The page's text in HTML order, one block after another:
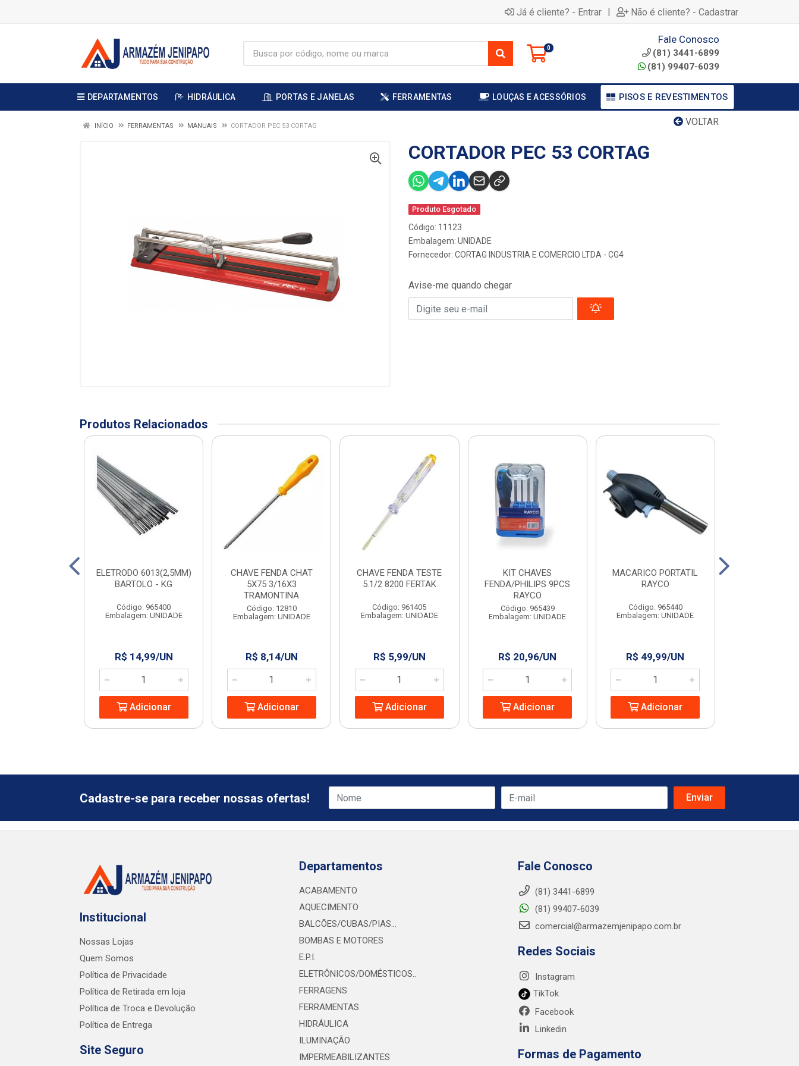
Já é cliente? - Entrar | Não é cliente? - Cadastrar
0
Fale Conosco
(81) 3441-6899
(81) 99407-6039
DEPARTAMENTOS HIDRÁULICA PORTAS E JANELAS FERRAMENTAS LOUÇAS E ACESSÓRIOS PISOS E REVESTIMENTOS
VOLTAR
INÍCIO FERRAMENTAS MANUAIS CORTADOR PEC 53 CORTAG
CORTADOR PEC 53 CORTAG
Produto Esgotado
Código: 11123
Embalagem: UNIDADE
Fornecedor: CORTAG INDUSTRIA E COMERCIO LTDA - CG4
Avise-me quando chegar
Produtos Relacionados
ELETRODO 6013(2,5MM)
BARTOLO - KG
Código: 965400
Embalagem: UNIDADE
R$ 14,99/UN
Adicionar
CHAVE FENDA CHAT
5X75 3/16X3
TRAMONTINA
Código: 12810
Embalagem: UNIDADE
R$ 8,14/UN
Adicionar
CHAVE FENDA TESTE
5.1/2 8200 FERTAK
Código: 961405
Embalagem: UNIDADE
R$ 5,99/UN
Adicionar
KIT CHAVES
FENDA/PHILIPS 9PCS
RAYCO
Código: 965439
Embalagem: UNIDADE
R$ 20,96/UN
Adicionar
MACARICO PORTATIL
RAYCO
Código: 965440
Embalagem: UNIDADE
R$ 49,99/UN
Adicionar
Cadastre-se para receber nossas ofertas!
Institucional
Nossas Lojas
Quem Somos
Política de Privacidade
Política de Retirada em loja
Política de Troca e Devolução
Política de Entrega
Site Seguro
Departamentos
ACABAMENTO
AQUECIMENTO
BALCÕES/CUBAS/PIAS...
BOMBAS E MOTORES
E.P.I.
ELETRÔNICOS/DOMÉSTICOS..
FERRAGENS
FERRAMENTAS
HIDRÁULICA
ILUMINAÇÃO
IMPERMEABILIZANTES
Fale Conosco
(81) 3441-6899
(81) 99407-6039
comercial@armazemjenipapo.com.br
Redes Sociais
Instagram
TikTok
Facebook
Linkedin
Formas de Pagamento